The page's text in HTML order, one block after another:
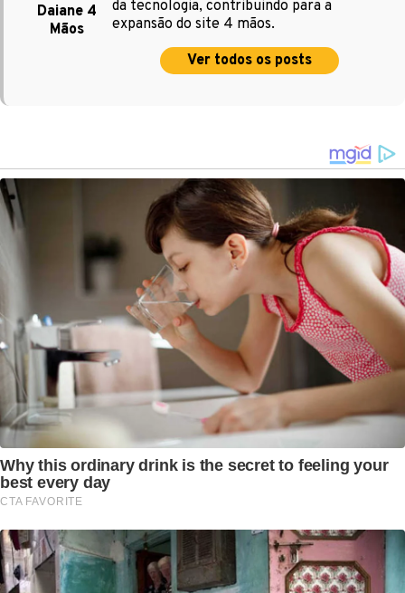
Daiane 4
Mãos
da tecnologia, contribuindo para a
expansão do site 4 mãos.
Ver todos os posts